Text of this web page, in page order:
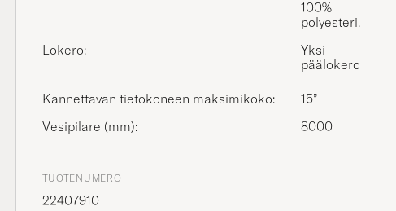
100%
polyesteri.
Lokero:
Yksi
päälokero
Kannettavan tietokoneen maksimikoko:
15”
Vesipilare (mm):
8000
TUOTENUMERO
22407910